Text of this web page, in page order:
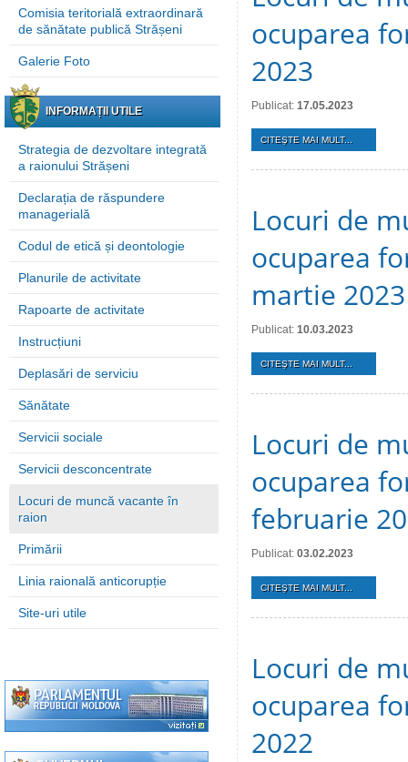
Comisia teritorială extraordinară
de sănătate publică Strășeni
Galerie Foto
INFORMAȚII UTILE
Strategia de dezvoltare integrată
a raionului Strășeni
Declarația de răspundere
managerială
Codul de etică și deontologie
Planurile de activitate
Rapoarte de activitate
Instrucțiuni
Deplasări de serviciu
Sănătate
Servicii sociale
Servicii desconcentrate
Locuri de muncă vacante în
raion
Primării
Linia raională anticorupție
Site-uri utile
ocuparea
2023
Publicat: 17.05.2023
CITEŞTE MAI MULT...
Locuri de
ocuparea
martie 2023
Publicat: 10.03.2023
CITEŞTE MAI MULT...
Locuri de
ocuparea
februarie
Publicat: 03.02.2023
CITEŞTE MAI MULT...
Locuri de
ocuparea
2022